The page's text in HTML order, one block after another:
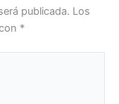
publicada. Los
*